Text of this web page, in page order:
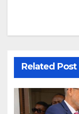
Related Post